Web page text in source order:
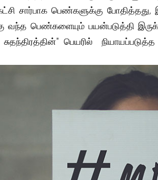
சார்பாக பெண்களுக்கு
வந்த பெண்களையும் பயன்படுத்தி
பெயரில்